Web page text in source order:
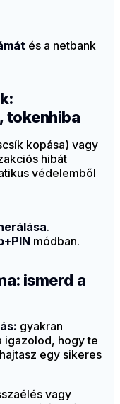
és a netbank
tokenhiba
kopása) vagy
hibát
védelemből
.
módban.
ismerd a
gyakran
igazolod, hogy te
egy sikeres
vagy